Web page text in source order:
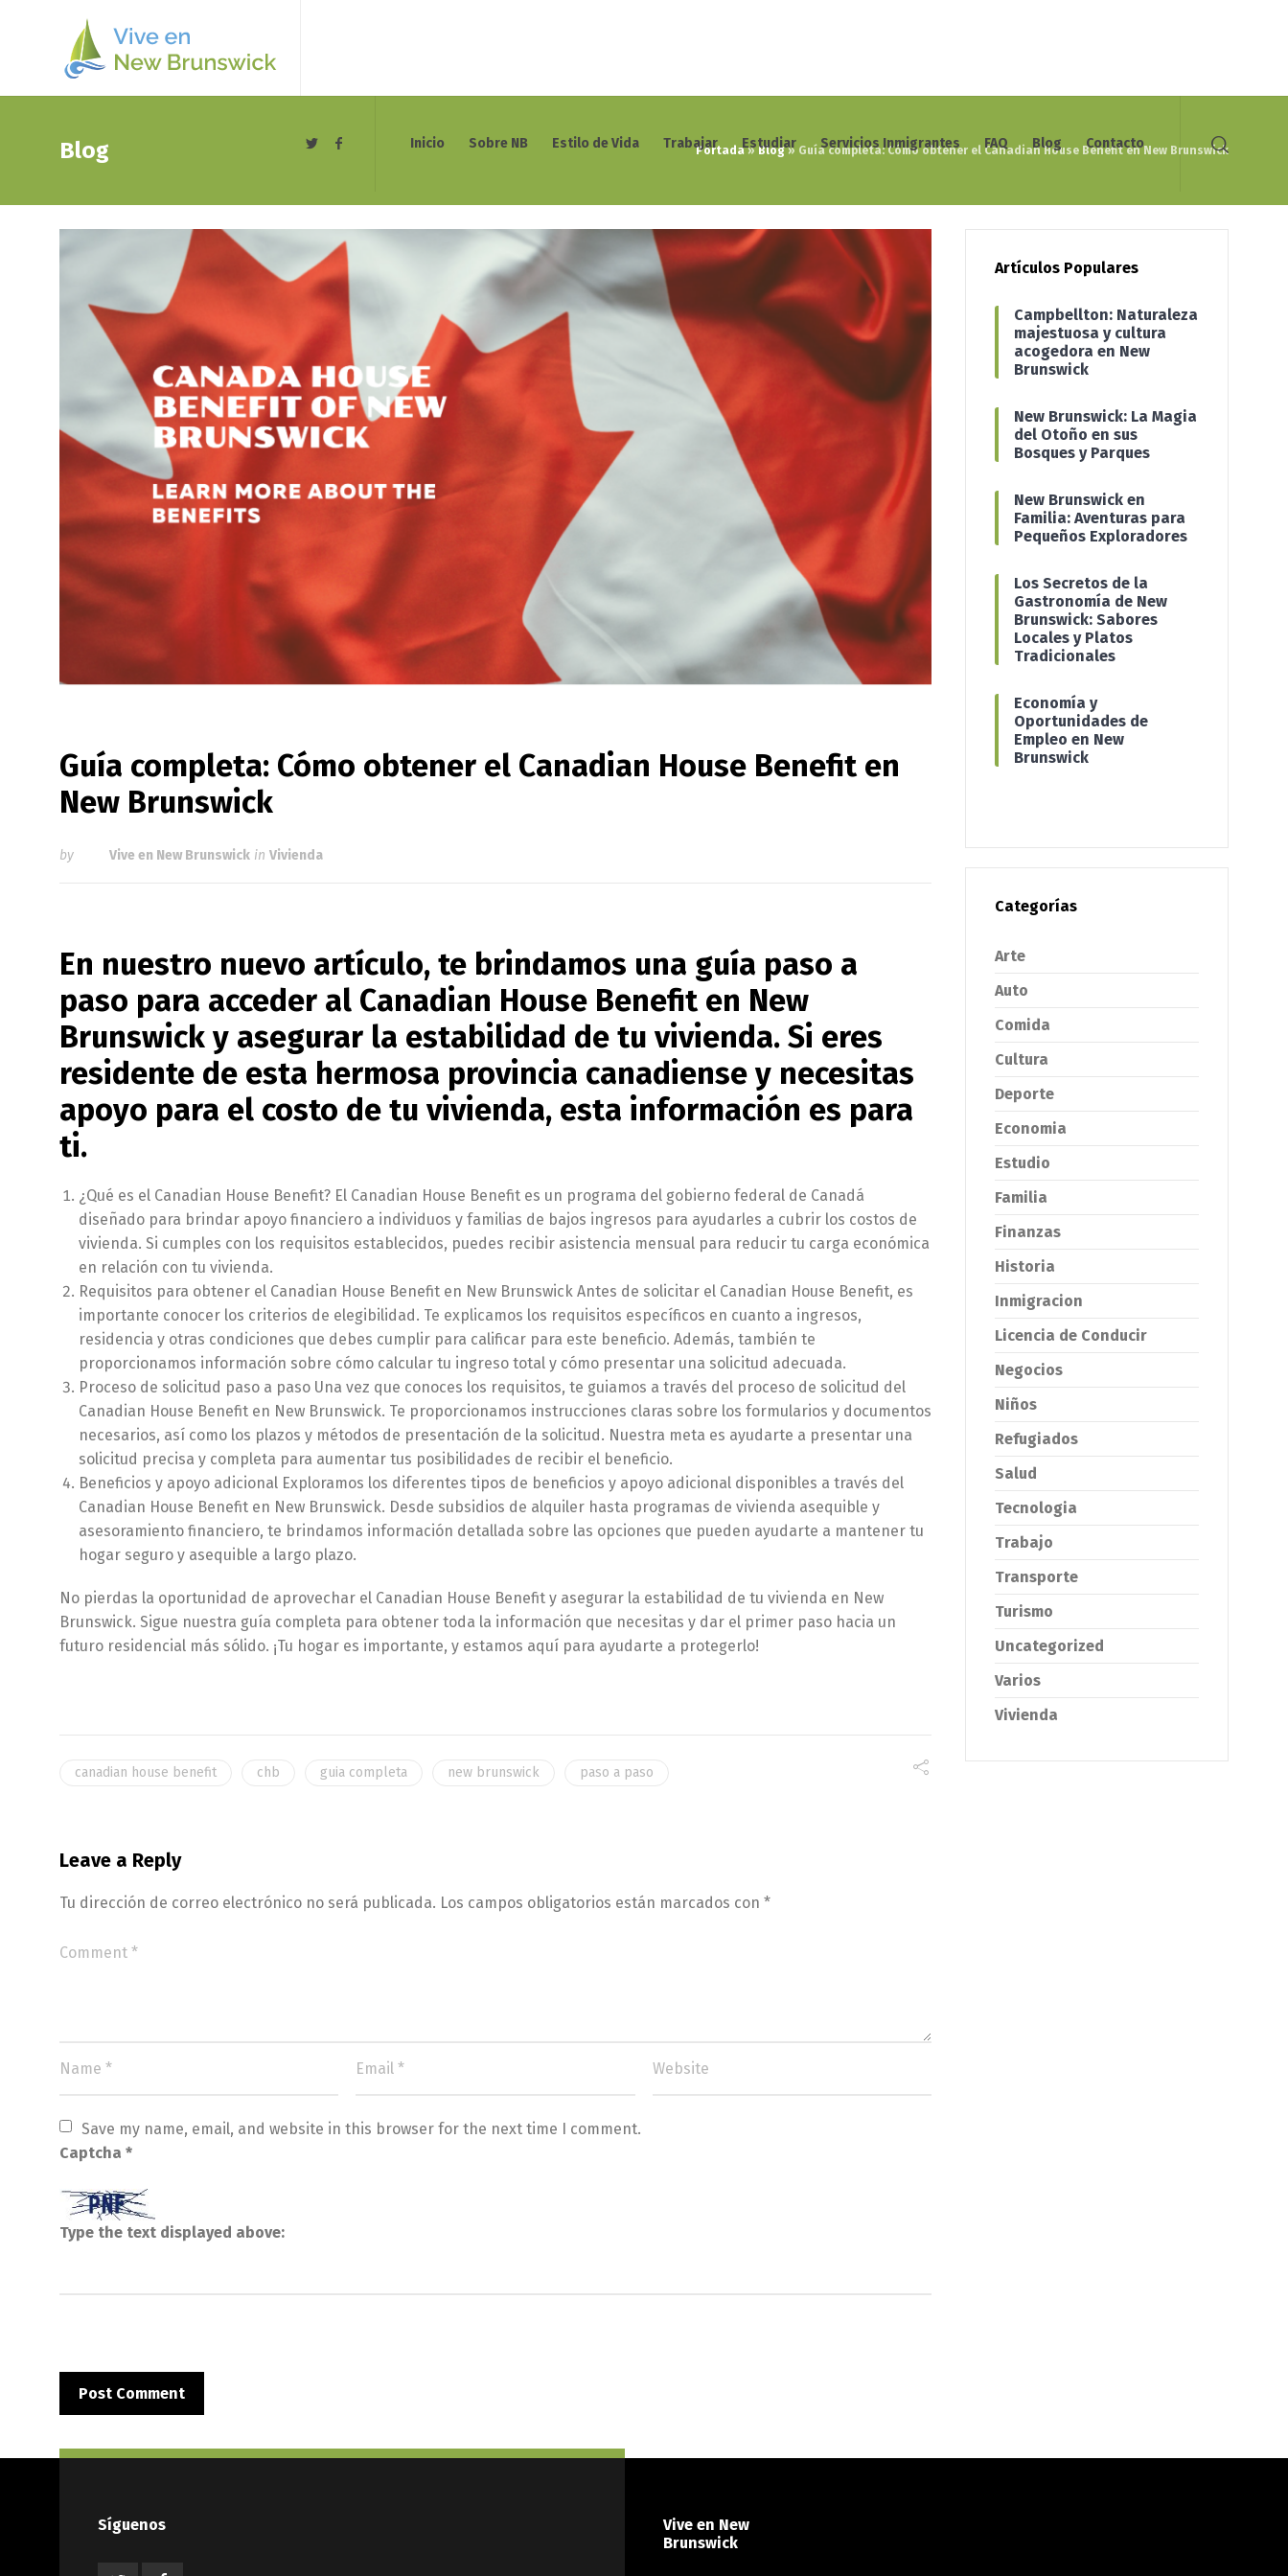
Inicio Sobre NB Estilo de Vida Trabajar Estudiar Servicios Inmigrantes FAQ Blog Contacto
Blog Portada» Blog» Guía completa: Cómo obtener el Canadian House Benefit en New Brunswick
Guía completa: Cómo obtener el Canadian House Benefit en
New Brunswick
by Vive en New Brunswick in Vivienda
En nuestro nuevo artículo, te brindamos una guía paso a
paso para acceder al Canadian House Benefit en New
Brunswick y asegurar la estabilidad de tu vivienda. Si eres
residente de esta hermosa provincia canadiense y necesitas
apoyo para el costo de tu vivienda, esta información es para
ti.
¿Qué es el Canadian House Benefit? El Canadian House Benefit es un programa del gobierno federal de Canadá
diseñado para brindar apoyo financiero a individuos y familias de bajos ingresos para ayudarles a cubrir los costos de
vivienda. Si cumples con los requisitos establecidos, puedes recibir asistencia mensual para reducir tu carga económica
en relación con tu vivienda.
Requisitos para obtener el Canadian House Benefit en New Brunswick Antes de solicitar el Canadian House Benefit, es
importante conocer los criterios de elegibilidad. Te explicamos los requisitos específicos en cuanto a ingresos,
residencia y otras condiciones que debes cumplir para calificar para este beneficio. Además, también te
proporcionamos información sobre cómo calcular tu ingreso total y cómo presentar una solicitud adecuada.
Proceso de solicitud paso a paso Una vez que conoces los requisitos, te guiamos a través del proceso de solicitud del
Canadian House Benefit en New Brunswick. Te proporcionamos instrucciones claras sobre los formularios y documentos
necesarios, así como los plazos y métodos de presentación de la solicitud. Nuestra meta es ayudarte a presentar una
solicitud precisa y completa para aumentar tus posibilidades de recibir el beneficio.
Beneficios y apoyo adicional Exploramos los diferentes tipos de beneficios y apoyo adicional disponibles a través del
Canadian House Benefit en New Brunswick. Desde subsidios de alquiler hasta programas de vivienda asequible y
asesoramiento financiero, te brindamos información detallada sobre las opciones que pueden ayudarte a mantener tu
hogar seguro y asequible a largo plazo.
No pierdas la oportunidad de aprovechar el Canadian House Benefit y asegurar la estabilidad de tu vivienda en New
Brunswick. Sigue nuestra guía completa para obtener toda la información que necesitas y dar el primer paso hacia un
futuro residencial más sólido. ¡Tu hogar es importante, y estamos aquí para ayudarte a protegerlo!
canadian house benefit chb guia completa new brunswick paso a paso
Leave a Reply
Tu dirección de correo electrónico no será publicada. Los campos obligatorios están marcados con *
Save my name, email, and website in this browser for the next time I comment.
Captcha *
Type the text displayed above:
Artículos Populares
Campbellton: Naturaleza
majestuosa y cultura
acogedora en New
Brunswick
New Brunswick: La Magia
del Otoño en sus
Bosques y Parques
New Brunswick en
Familia: Aventuras para
Pequeños Exploradores
Los Secretos de la
Gastronomía de New
Brunswick: Sabores
Locales y Platos
Tradicionales
Economía y
Oportunidades de
Empleo en New
Brunswick
Categorías
Arte
Auto
Comida
Cultura
Deporte
Economia
Estudio
Familia
Finanzas
Historia
Inmigracion
Licencia de Conducir
Negocios
Niños
Refugiados
Salud
Tecnologia
Trabajo
Transporte
Turismo
Uncategorized
Varios
Vivienda
Síguenos
Vive en New
Brunswick